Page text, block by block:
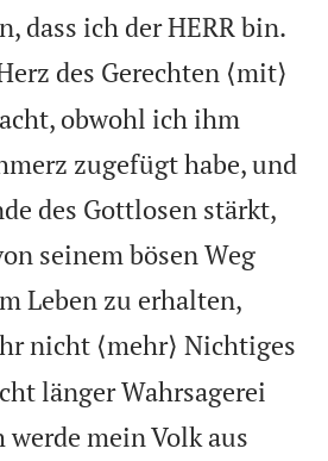
dass ich der HERR bin.
des Gerechten ⟨mit⟩
obwohl ich ihm
zugefügt habe, und
des Gottlosen stärkt,
seinem bösen Weg
Leben zu erhalten,
nicht ⟨mehr⟩ Nichtiges
länger Wahrsagerei
mein Volk aus